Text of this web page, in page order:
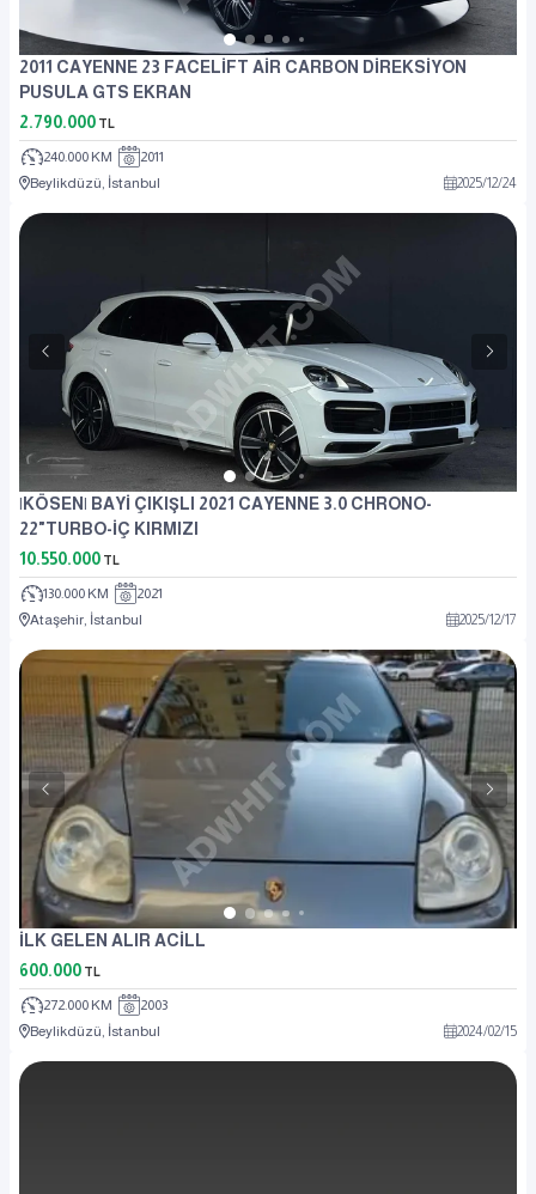
2011 CAYENNE 23 FACELİFT AİR CARBON DİREKSİYON
PUSULA GTS EKRAN
2.790.000 TL
240.000 KM
2011
Beylikdüzü, İstanbul
2025/12/24
|KÖSEN| BAYİ ÇIKIŞLI 2021 CAYENNE 3.0 CHRONO-
22"TURBO-İÇ KIRMIZI
10.550.000 TL
130.000 KM
2021
Ataşehir, İstanbul
2025/12/17
İLK GELEN ALIR ACİLL
600.000 TL
272.000 KM
2003
Beylikdüzü, İstanbul
2024/02/15